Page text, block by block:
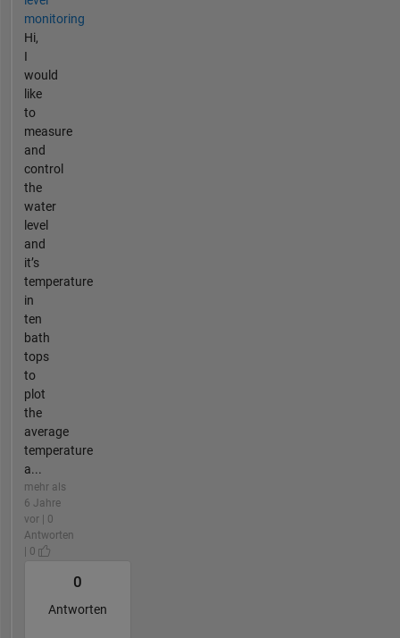
monitoring
Hi,
I
would
like
to
measure
and
control
the
water
level
and
it’s
temperature
in
ten
bath
tops
to
plot
the
average
temperature
a...
mehr als
6 Jahre
vor | 0
Antworten
| 0
0
Antworten